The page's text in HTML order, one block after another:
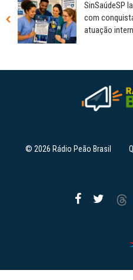
SinSaúdeSP
com
atuação
© 2026 Rádio Peão Brasil